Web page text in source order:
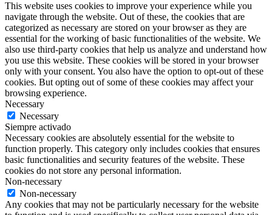
This website uses cookies to improve your experience while you
navigate through the website. Out of these, the cookies that are
categorized as necessary are stored on your browser as they are
essential for the working of basic functionalities of the website. We
also use third-party cookies that help us analyze and understand how
you use this website. These cookies will be stored in your browser
only with your consent. You also have the option to opt-out of these
cookies. But opting out of some of these cookies may affect your
browsing experience.
Necessary
Necessary
Siempre activado
Necessary cookies are absolutely essential for the website to
function properly. This category only includes cookies that ensures
basic functionalities and security features of the website. These
cookies do not store any personal information.
Non-necessary
Non-necessary
Any cookies that may not be particularly necessary for the website